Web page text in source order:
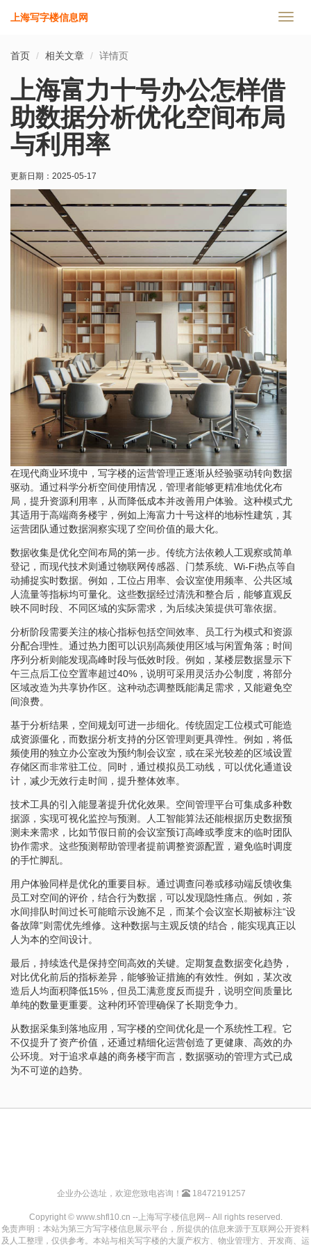
切
上海写字楼信息网
首页 相关文章 详情页
上海富力十号办公怎样借
助数据分析优化空间布局
与利用率
更新日期： 2025-05-17
在现代商业环境中，写字楼的运营管理正逐渐从经验驱动转向数据
驱动。通过科学分析空间使用情况，管理者能够更精准地优化布
局，提升资源利用率，从而降低成本并改善用户体验。这种模式尤
其适用于高端商务楼宇，例如上海富力十号这样的地标性建筑，其
运营团队通过数据洞察实现了空间价值的最大化。
数据收集是优化空间布局的第一步。传统方法依赖人工观察或简单
登记，而现代技术则通过物联网传感器、门禁系统、Wi-Fi热点等自
动捕捉实时数据。例如，工位占用率、会议室使用频率、公共区域
人流量等指标均可量化。这些数据经过清洗和整合后，能够直观反
映不同时段、不同区域的实际需求，为后续决策提供可靠依据。
分析阶段需要关注的核心指标包括空间效率、员工行为模式和资源
分配合理性。通过热力图可以识别高频使用区域与闲置角落；时间
序列分析则能发现高峰时段与低效时段。例如，某楼层数据显示下
午三点后工位空置率超过40%，说明可采用灵活办公制度，将部分
区域改造为共享协作区。这种动态调整既能满足需求，又能避免空
间浪费。
基于分析结果，空间规划可进一步细化。传统固定工位模式可能造
成资源僵化，而数据分析支持的分区管理则更具弹性。例如，将低
频使用的独立办公室改为预约制会议室，或在采光较差的区域设置
存储区而非常驻工位。同时，通过模拟员工动线，可以优化通道设
计，减少无效行走时间，提升整体效率。
技术工具的引入能显著提升优化效果。空间管理平台可集成多种数
据源，实现可视化监控与预测。人工智能算法还能根据历史数据预
测未来需求，比如节假日前的会议室预订高峰或季度末的临时团队
协作需求。这些预测帮助管理者提前调整资源配置，避免临时调度
的手忙脚乱。
用户体验同样是优化的重要目标。通过调查问卷或移动端反馈收集
员工对空间的评价，结合行为数据，可以发现隐性痛点。例如，茶
水间排队时间过长可能暗示设施不足，而某个会议室长期被标注“设
备故障”则需优先维修。这种数据与主观反馈的结合，能实现真正以
人为本的空间设计。
最后，持续迭代是保持空间高效的关键。定期复盘数据变化趋势，
对比优化前后的指标差异，能够验证措施的有效性。例如，某次改
造后人均面积降低15%，但员工满意度反而提升，说明空间质量比
单纯的数量更重要。这种闭环管理确保了长期竞争力。
从数据采集到落地应用，写字楼的空间优化是一个系统性工程。它
不仅提升了资产价值，还通过精细化运营创造了更健康、高效的办
公环境。对于追求卓越的商务楼宇而言，数据驱动的管理方式已成
为不可逆的趋势。
企业办公选址，欢迎您致电咨询！ 18472191257
Copyright © www.shfl10.cn --上海写字楼信息网-- All rights reserved.
免责声明：本站为第三方写字楼信息展示平台，所提供的信息来源于互联网公开资料
及人工整理，仅供参考。本站与相关写字楼的大厦产权方、物业管理方、开发商、运